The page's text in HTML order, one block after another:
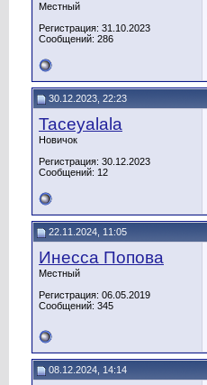
Местный
Регистрация: 31.10.2023
Сообщений: 286
30.12.2023, 22:23
Taceyalala
Новичок
Регистрация: 30.12.2023
Сообщений: 12
22.11.2024, 11:05
Инесса Попова
Местный
Регистрация: 06.05.2019
Сообщений: 345
08.12.2024, 14:14